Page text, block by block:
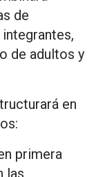
de
de adultos y
en
primera
las